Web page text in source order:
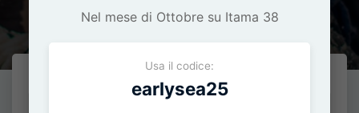
Effettua l'accesso
Nel mese di Ottobre su Itama 38
Usa il codice:
earlysea25